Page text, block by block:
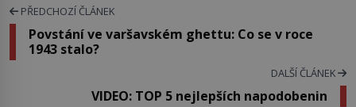
PŘEDCHOZÍ ČLÁNEK
Povstání ve varšavském ghettu: Co se v roce
1943 stalo?
DALŠÍ ČLÁNEK
VIDEO: TOP 5 nejlepších napodobenin